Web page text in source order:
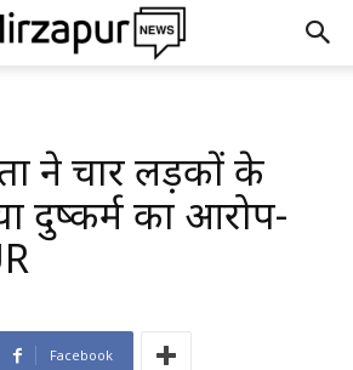
ने चार लड़कों के
दुष्कर्म का आरोप-
Facebook